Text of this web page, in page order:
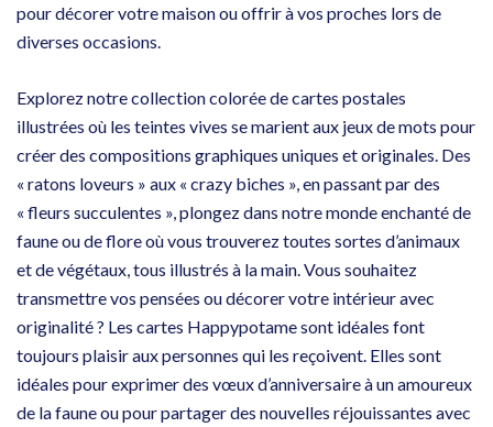
pour décorer votre maison ou offrir à vos proches lors de
diverses occasions.
Explorez notre collection colorée de cartes postales
illustrées où les teintes vives se marient aux jeux de mots pour
créer des compositions graphiques uniques et originales. Des
« ratons loveurs » aux « crazy biches », en passant par des
« fleurs succulentes », plongez dans notre monde enchanté de
faune ou de flore où vous trouverez toutes sortes d’animaux
et de végétaux, tous illustrés à la main. Vous souhaitez
transmettre vos pensées ou décorer votre intérieur avec
originalité ? Les cartes Happypotame sont idéales font
toujours plaisir aux personnes qui les reçoivent. Elles sont
idéales pour exprimer des vœux d’anniversaire à un amoureux
de la faune ou pour partager des nouvelles réjouissantes avec